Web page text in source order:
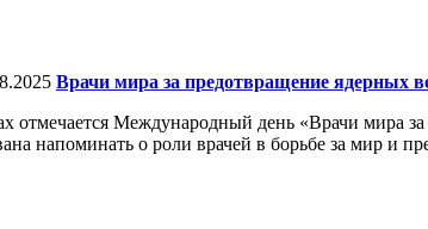
Врачи мира за предотвращение ядерных
отмечается Международный день «Врачи мира
напоминать о роли врачей в борьбе за мир и